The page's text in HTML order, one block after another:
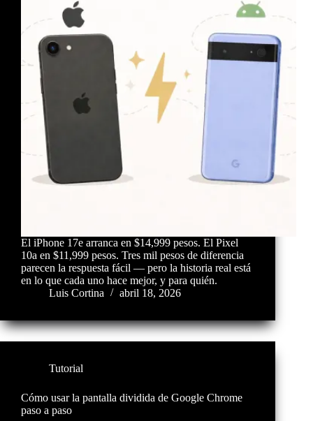
El iPhone 17e arranca en $14,999 pesos. El Pixel
10a en $11,999 pesos. Tres mil pesos de diferencia
parecen la respuesta fácil — pero la historia real está
en lo que cada uno hace mejor, y para quién.
Luis Cortina
abril 18, 2026
Tutorial
Cómo usar la pantalla dividida de Google Chrome
paso a paso